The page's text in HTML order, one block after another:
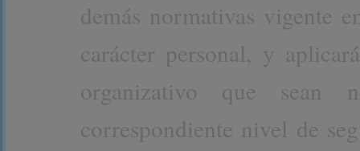
demás normativas vigente
carácter personal, y
organizativo que
correspondiente nivel de